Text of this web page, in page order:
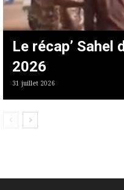
Le récap’ Sahel
2026
31 juillet 2026